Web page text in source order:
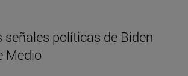
señales políticas de Biden
Medio